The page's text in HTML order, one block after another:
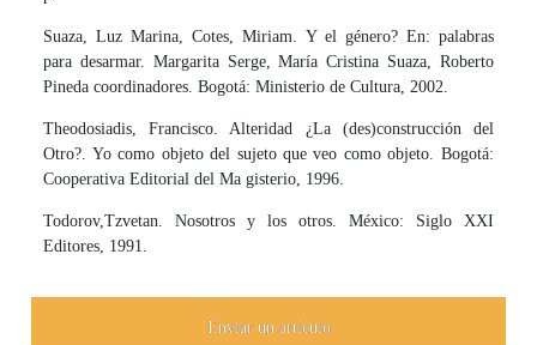
Suaza, Luz Marina, Cotes, Miriam. Y el género? En: palabras
para desarmar. Margarita Serge, María Cristina Suaza, Roberto
Pineda coordinadores. Bogotá: Ministerio de Cultura, 2002.
Theodosiadis, Francisco. Alteridad ¿La (des)construcción del
Otro?. Yo como objeto del sujeto que veo como objeto. Bogotá:
Cooperativa Editorial del Ma­ gisterio, 1996.
Todorov,Tzvetan. Nosotros y los otros. México: Siglo XXI
Editores, 1991.
Enviar un artículo